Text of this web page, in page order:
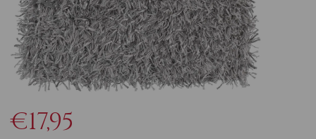
€17,95